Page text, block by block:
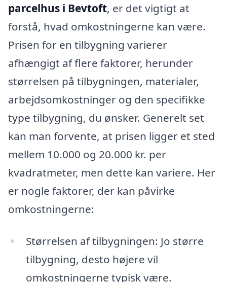
parcelhus i Bevtoft, er det vigtigt at
forstå, hvad omkostningerne kan være.
Prisen for en tilbygning varierer
afhængigt af flere faktorer, herunder
størrelsen på tilbygningen, materialer,
arbejdsomkostninger og den specifikke
type tilbygning, du ønsker. Generelt set
kan man forvente, at prisen ligger et sted
mellem 10.000 og 20.000 kr. per
kvadratmeter, men dette kan variere. Her
er nogle faktorer, der kan påvirke
omkostningerne:
Størrelsen af tilbygningen: Jo større
tilbygning, desto højere vil
omkostningerne typisk være.